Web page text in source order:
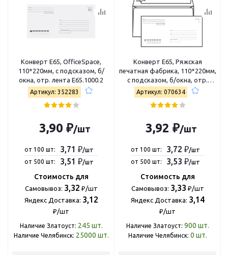
Конверт E65, OfficeSpace,
110*220мм, с подсказом, б/
окна, отр. лента Е65.1000.2
Артикул: 352283
3,90 ₽/шт
от 100 шт: 3,71 ₽/шт
от 500 шт:
3,51 ₽/шт
Стоимость для
Самовывоз: 3,32 ₽/шт
Яндекс Доставка: 3,12
₽/шт
Наличие Златоуст: 245 шт.
Наличие Челябинск: 25000 шт.
Конверт E65, Ряжская
печатная фабрика, 110*220мм,
с подсказом, б/окна, отр.
лента 4607122770406
Артикул: 070634
3,92 ₽/шт
от 100 шт: 3,72 ₽/шт
от 500 шт:
3,53 ₽/шт
Стоимость для
Самовывоз: 3,33 ₽/шт
Яндекс Доставка: 3,14
₽/шт
Наличие Златоуст: 900 шт.
Наличие Челябинск: 0 шт.